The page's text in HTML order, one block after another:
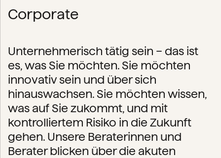
Corporate
Unternehmerisch tätig sein – das ist
es, was Sie möchten. Sie möchten
innovativ sein und über sich
hinauswachsen. Sie möchten wissen,
was auf Sie zukommt, und mit
kontrolliertem Risiko in die Zukunft
gehen. Unsere Beraterinnen und
Berater blicken über die akuten